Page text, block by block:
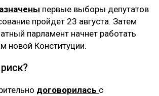
первые выборы депутатов
пройдет 23 августа. Затем
парламент начнет работать
новой Конституции.
договорилась с